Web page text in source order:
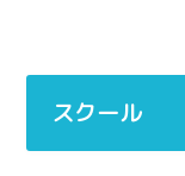
スクール